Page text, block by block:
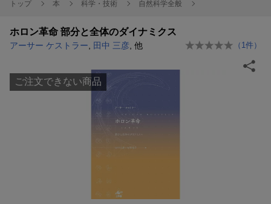
トップ 本 科学・技術 自然科学全般
ホロン革命 部分と全体のダイナミクス
アーサー ケストラー 田中 三彦 , 他 （ 1 件）
ご注文できない商品